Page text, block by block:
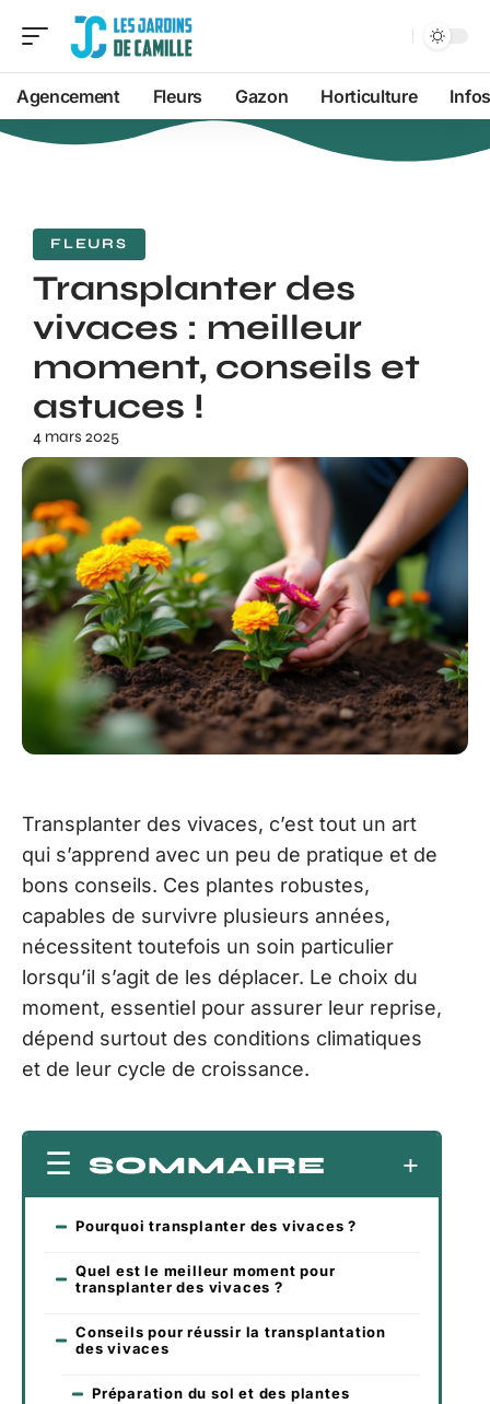
Agencement Fleurs Gazon Horticulture Infos
FLEURS
Transplanter des
vivaces : meilleur
moment, conseils et
astuces !
4 mars 2025
Transplanter des vivaces, c’est tout un art
qui s’apprend avec un peu de pratique et de
bons conseils. Ces plantes robustes,
capables de survivre plusieurs années,
nécessitent toutefois un soin particulier
lorsqu’il s’agit de les déplacer. Le choix du
moment, essentiel pour assurer leur reprise,
dépend surtout des conditions climatiques
et de leur cycle de croissance.
SOMMAIRE
Pourquoi transplanter des vivaces ?
Quel est le meilleur moment pour
transplanter des vivaces ?
Conseils pour réussir la transplantation
des vivaces
Préparation du sol et des plantes